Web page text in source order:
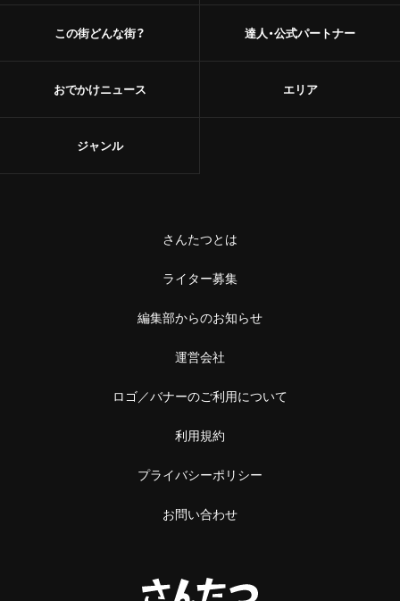
この街どんな街？
おでかけニュース
達人・公式パートナー
エリア
ジャンル
さんたつとは
ライター募集
編集部からのお知らせ
運営会社
ロゴ／バナーのご利用について
利用規約
プライバシーポリシー
お問い合わせ